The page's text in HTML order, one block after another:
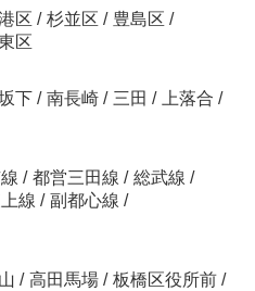
区 / 杉並区 / 豊島区 /
区
下 / 南長崎 / 三田 / 上落合 /
/ 都営三田線 / 総武線 /
線 / 副都心線 /
/ 高田馬場 / 板橋区役所前 /